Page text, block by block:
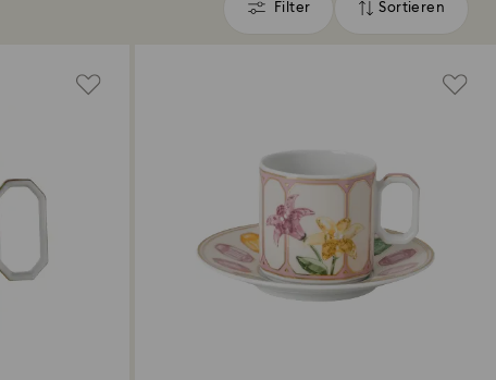
Filter
Filter Sortieren
Sortieren